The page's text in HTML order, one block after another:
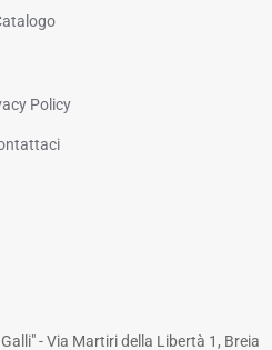
Policy
- Via Martiri della Libertà 1, Breia